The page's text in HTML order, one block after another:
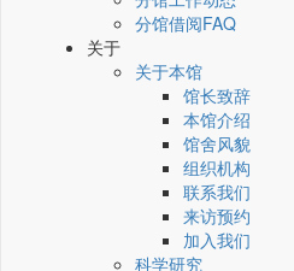
分馆借阅FAQ
关于
关于本馆
馆长致辞
本馆介绍
馆舍风貌
组织机构
联系我们
来访预约
加入我们
科学研究